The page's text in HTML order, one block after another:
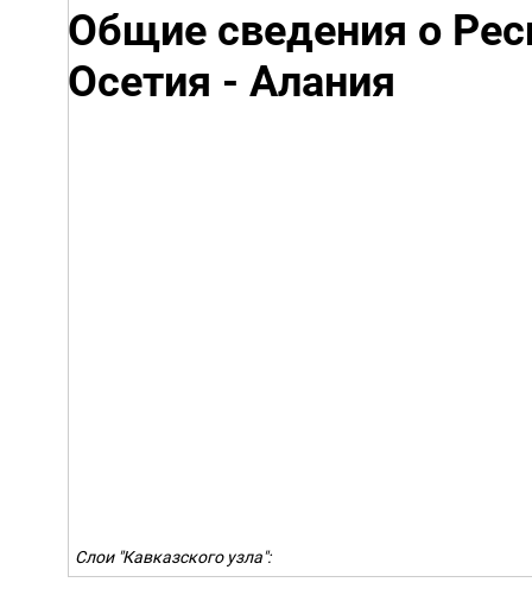
Общие сведения о
Осетия - Алания
Слои "Кавказского узла":